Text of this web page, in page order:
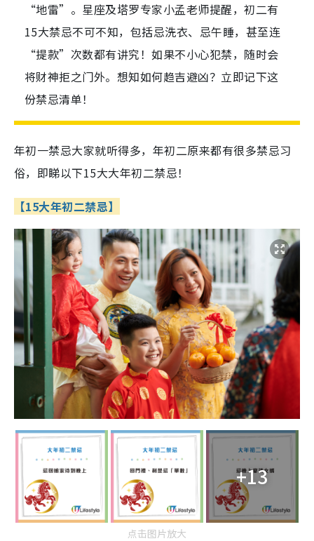
“地雷”。星座及塔罗专家小孟老师提醒，初二有
15大禁忌不可不知，包括忌洗衣、忌午睡，甚至连
“提款”次数都有讲究！如果不小心犯禁，随时会
将财神拒之门外。想知如何趋吉避凶？立即记下这
份禁忌清单！
年初一禁忌大家就听得多，年初二原来都有很多禁忌习
俗，即睇以下15大大年初二禁忌！
【15大年初二禁忌】
+13
点击图片放大